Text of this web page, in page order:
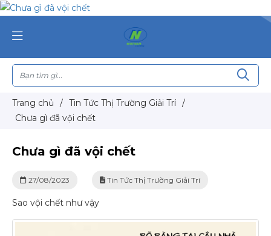
Trang chủ / Tin Tức Thị Trường Giải Trí /
Chưa gì đã vội chết
Chưa gì đã vội chết
27/08/2023 Tin Tức Thị Trường Giải Trí
Sao vội chết như vậy